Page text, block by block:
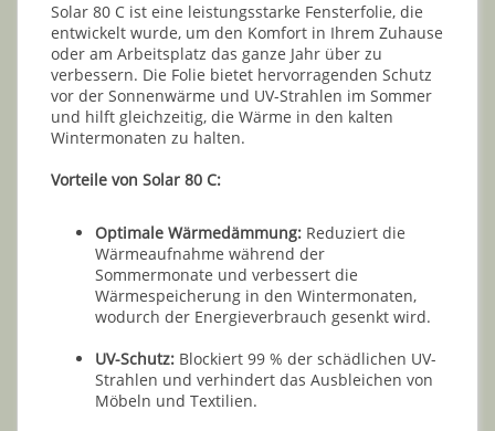
Solar 80 C ist eine leistungsstarke Fensterfolie, die
entwickelt wurde, um den Komfort in Ihrem Zuhause
oder am Arbeitsplatz das ganze Jahr über zu
verbessern. Die Folie bietet hervorragenden Schutz
vor der Sonnenwärme und UV-Strahlen im Sommer
und hilft gleichzeitig, die Wärme in den kalten
Wintermonaten zu halten.
Vorteile von Solar 80 C:
Optimale Wärmedämmung: Reduziert die
Wärmeaufnahme während der
Sommermonate und verbessert die
Wärmespeicherung in den Wintermonaten,
wodurch der Energieverbrauch gesenkt wird.
UV-Schutz: Blockiert 99 % der schädlichen UV-
Strahlen und verhindert das Ausbleichen von
Möbeln und Textilien.